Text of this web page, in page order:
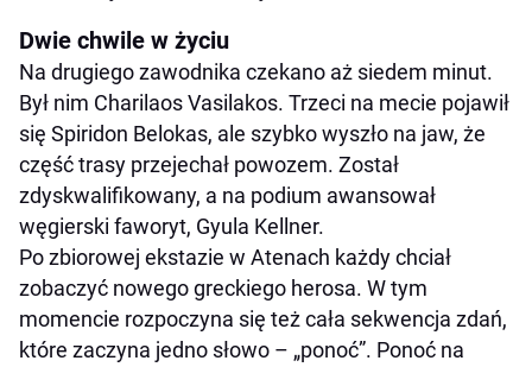
Dwie chwile w życiu
Na drugiego zawodnika czekano aż siedem minut.
Był nim Charilaos Vasilakos. Trzeci na mecie pojawił
się Spiridon Belokas, ale szybko wyszło na jaw, że
część trasy przejechał powozem. Został
zdyskwalifikowany, a na podium awansował
węgierski faworyt, Gyula Kellner.
Po zbiorowej ekstazie w Atenach każdy chciał
zobaczyć nowego greckiego herosa. W tym
momencie rozpoczyna się też cała sekwencja zdań,
które zaczyna jedno słowo – „ponoć”. Ponoć na